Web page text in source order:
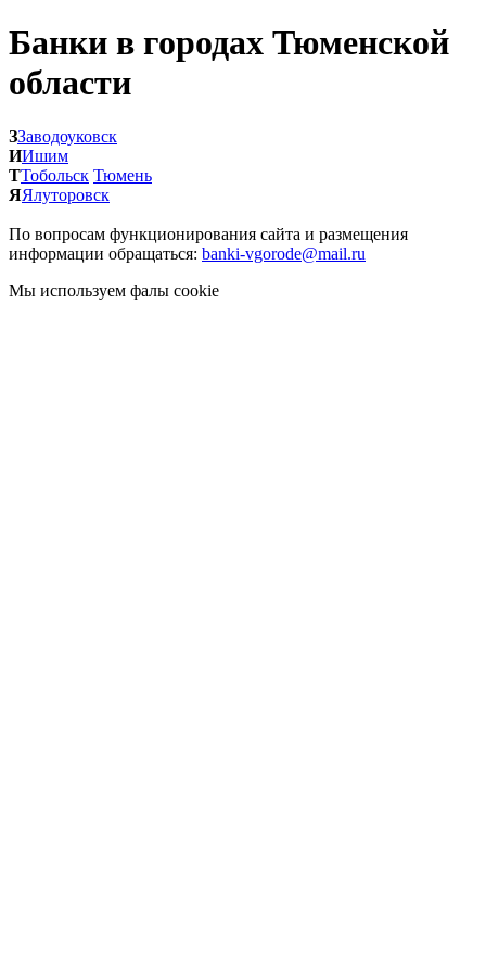
Банки в городах Тюменской
области
ЗЗаводоуковск
ИИшим
ТТобольск Тюмень
ЯЯлуторовск
По вопросам функционирования сайта и размещения
информации обращаться: banki-vgorode@mail.ru
Мы используем фалы cookie